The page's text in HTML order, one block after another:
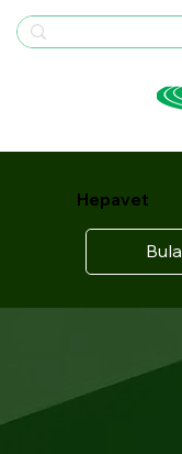
Hepavet
Bula